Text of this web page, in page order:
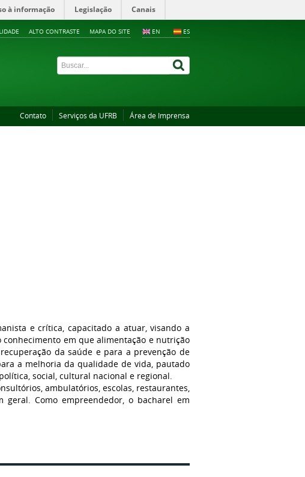
à informação Legislação Canais
EN ES
ALTO CONTRASTE MAPA DO SITE
Contato Serviços da UFRB Área de Imprensa
e crítica, capacitado a atuar, visando a
em que alimentação e nutrição
da saúde e para a prevenção de
a melhoria da qualidade de vida, pautado
social, cultural nacional e regional.
ambulatórios, escolas, restaurantes,
Como empreendedor, o bacharel em